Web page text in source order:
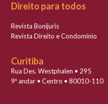
Direito para todos
Revista Bonijuris
Revista Direito e Condomínio
Curitiba
Rua Des. Westphalen • 295
9º andar • Centro • 80010-110